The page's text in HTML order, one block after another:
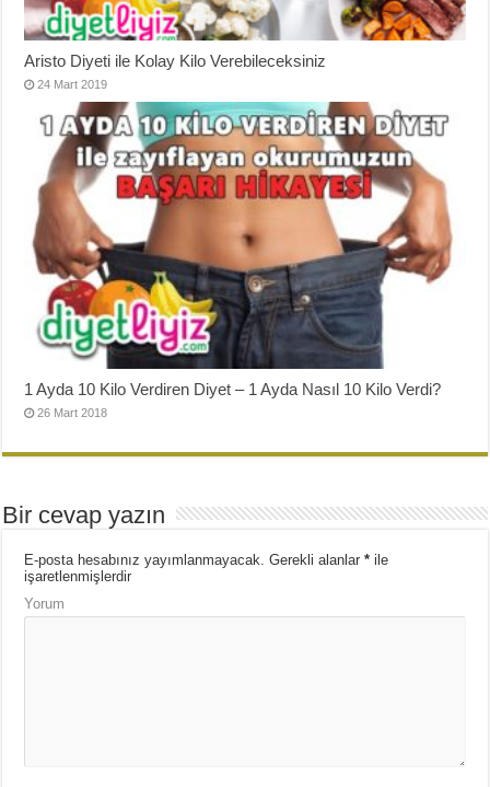
Aristo Diyeti ile Kolay Kilo Verebileceksiniz
24 Mart 2019
1 Ayda 10 Kilo Verdiren Diyet – 1 Ayda Nasıl 10 Kilo Verdi?
26 Mart 2018
Bir cevap yazın
E-posta hesabınız yayımlanmayacak. Gerekli alanlar* ile
işaretlenmişlerdir
Yorum